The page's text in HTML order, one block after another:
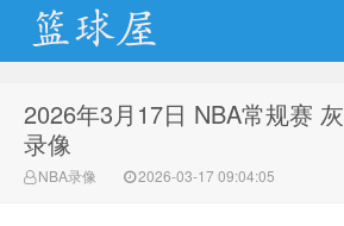
NBA录像网
2026年3月17日 NBA常规赛
录像
NBA录像 2026-03-17 09:04:05